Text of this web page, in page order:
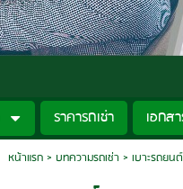
ราคารถเช่า เอกส
หน้าแรก> บทความรถเช่า > เบาะรถยนต์